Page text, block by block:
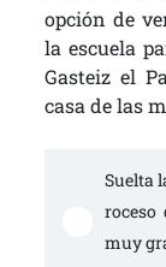
opción de
la escuela
Gasteiz el
casa de las
Suelta
roceso
muy